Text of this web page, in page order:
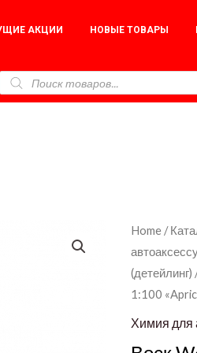
АКЦИИ НОВЫЕ ТОВАРЫ
Home /
(детейлинг)
1:100
Химия для
Воск
Wet
Wax
1:100
«Apricot»
1л